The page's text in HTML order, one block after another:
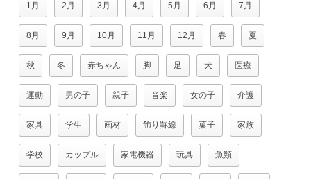
1月 2月 3月 4月 5月 6月 7月
8月 9月 10月 11月 12月 春 夏
秋 冬 赤ちゃん 脚 足 犬 医療
運動 男の子 親子 音楽 女の子 介護
家具 学生 画材 飾り罫線 菓子 家族
学校 カップル 家電機器 玩具 魚類